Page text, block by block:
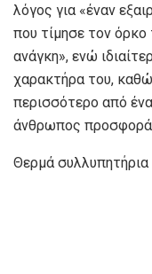
λόγος για «έναν
που τίμησε τον
ανάγκη», ενώ
χαρακτήρα του,
περισσότερο από
άνθρωπος
Θερμά συλλυπητήρια